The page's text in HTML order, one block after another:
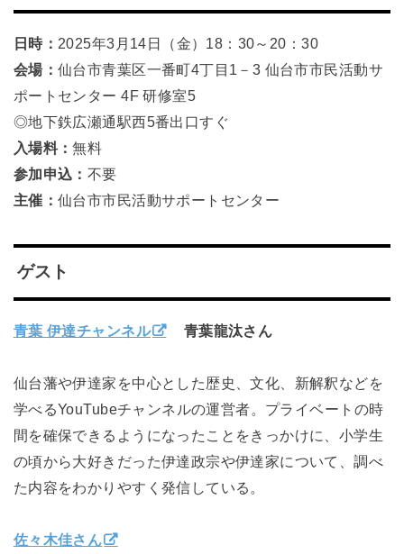
日時： 2025年3月14日（金）18：30～20：30
会場：仙台市青葉区一番町4丁目1－3 仙台市市民活動サ
ポートセンター 4F 研修室5
◎地下鉄広瀬通駅西5番出口すぐ
入場料：無料
参加申込： 不要
主催：仙台市市民活動サポートセンター
ゲスト
青葉 伊達チャンネル 青葉龍汰さん
仙台藩や伊達家を中心とした歴史、文化、新解釈などを
学べるYouTubeチャンネルの運営者。プライベートの時
間を確保できるようになったことをきっかけに、小学生
の頃から大好きだった伊達政宗や伊達家について、調べ
た内容をわかりやすく発信している。
佐々木佳さん